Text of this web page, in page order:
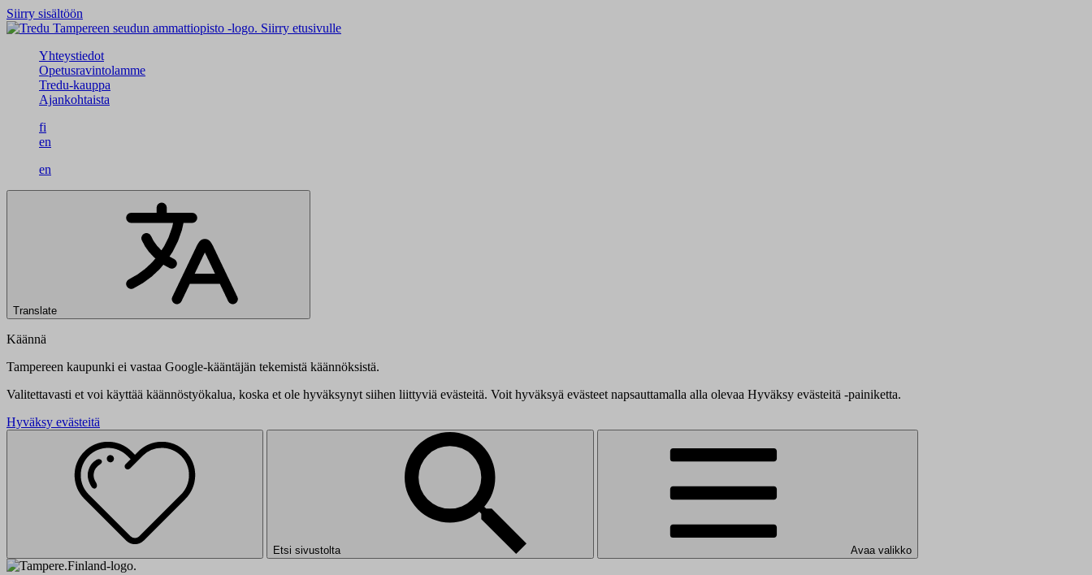
Siirry sisältöön
Siirry etusivulle
Yhteystiedot
Opetusravintolamme
Tredu-kauppa
Ajankohtaista
fi
en
en
Translate
Käännä
Tampereen kaupunki ei vastaa Google-kääntäjän tekemistä käännöksistä.
Valitettavasti et voi käyttää käännöstyökalua, koska et ole hyväksynyt siihen liittyviä evästeitä. Voit hyväksyä evästeet napsauttamalla alla olevaa Hyväksy evästeitä -painiketta.
Hyväksy evästeitä
Etsi sivustolta Avaa valikko